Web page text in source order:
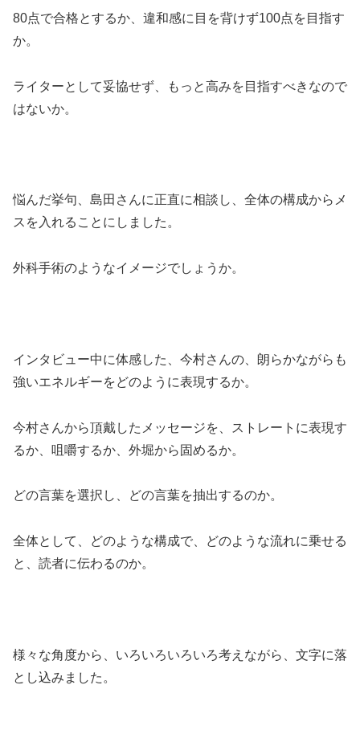
80点で合格とするか、違和感に目を背けず100点を目指す
か。
ライターとして妥協せず、もっと高みを目指すべきなので
はないか。
悩んだ挙句、島田さんに正直に相談し、全体の構成からメ
スを入れることにしました。
外科手術のようなイメージでしょうか。
インタビュー中に体感した、今村さんの、朗らかながらも
強いエネルギーをどのように表現するか。
今村さんから頂戴したメッセージを、ストレートに表現す
るか、咀嚼するか、外堀から固めるか。
どの言葉を選択し、どの言葉を抽出するのか。
全体として、どのような構成で、どのような流れに乗せる
と、読者に伝わるのか。
様々な角度から、いろいろいろいろ考えながら、文字に落
とし込みました。